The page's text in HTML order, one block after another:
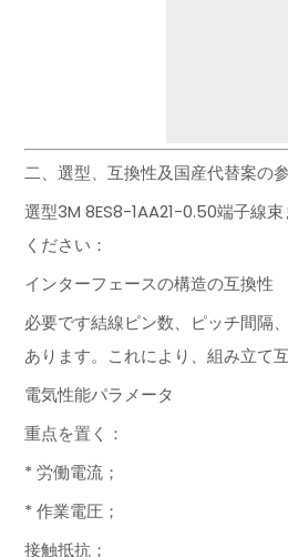
二、選型、互換性及国産代替案の
選型3M 8ES8-1AA21-0.50端子線
ください：
インターフェースの構造の互換性
必要です結線ピン数、ピッチ間隔
あります。これにより、組み立て
電気性能パラメータ
重点を置く：
* 労働電流；
* 作業電圧；
接触抵抗；